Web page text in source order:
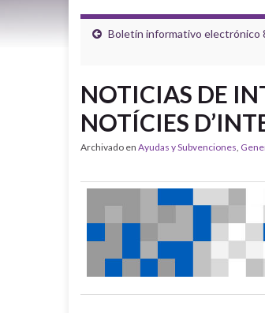
Boletín informativo electrónico
NOTICIAS DE
NOTÍCIES
Archivado en Ayudas y Subvenciones,